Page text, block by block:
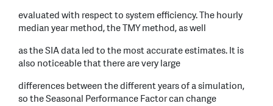
evaluated with respect to system efficiency. The hourly
median year method, the TMY method, as well
as the SIA data led to the most accurate estimates. It is
also noticeable that there are very large
differences between the different years of a simulation,
so the Seasonal Performance Factor can change